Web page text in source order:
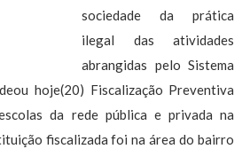
sociedade da prática
ilegal das atividades
abrangidas pelo Sistema
hoje(20) Fiscalização Preventiva
da rede pública e privada na
fiscalizada foi na área do bairro